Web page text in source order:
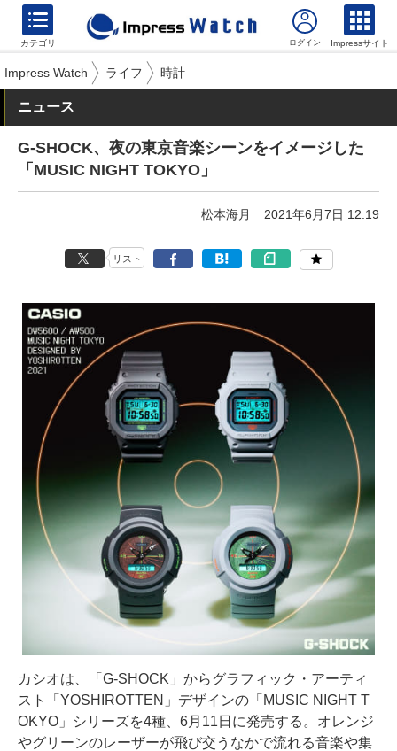
カテゴリ Impressサイト
Impress Watch ライフ 時計
ニュース
G-SHOCK、夜の東京音楽シーンをイメージした
「MUSIC NIGHT TOKYO」
松本海月 2021年6月7日 12:19
リスト
カシオは、「G-SHOCK」からグラフィック・アーティ
スト「YOSHIROTTEN」デザインの「MUSIC NIGHT T
OKYO」シリーズを4種、6月11日に発売する。オレンジ
やグリーンのレーザーが飛び交うなかで流れる音楽や集